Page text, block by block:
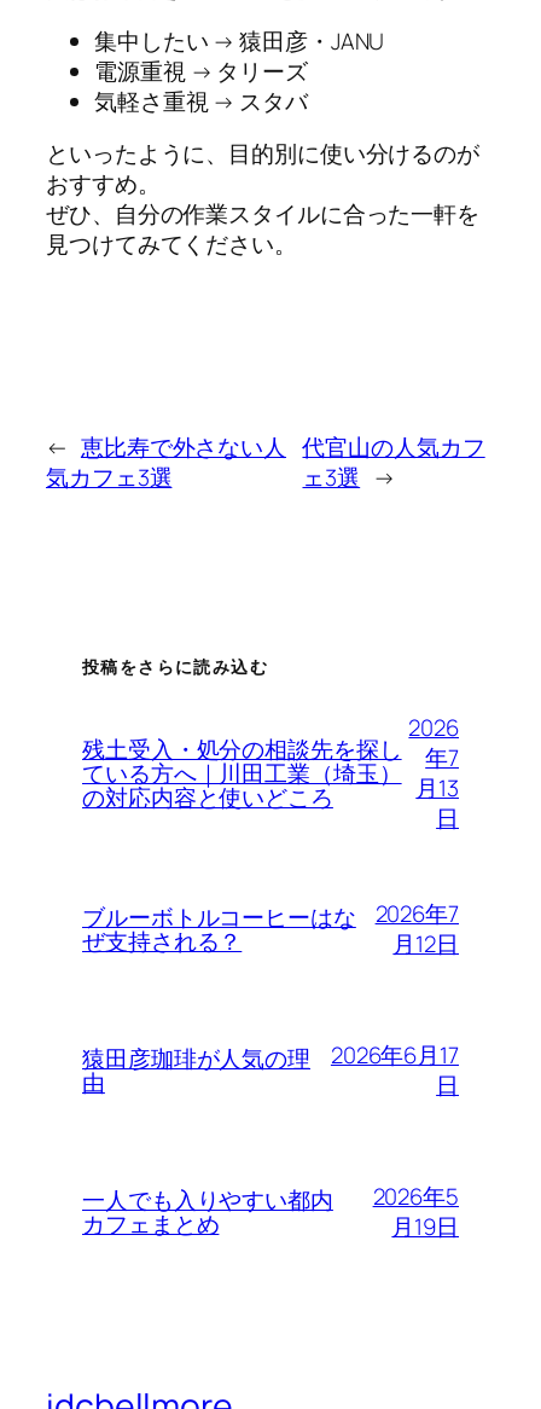
集中したい → 猿田彦・JANU
電源重視 → タリーズ
気軽さ重視 → スタバ
といったように、目的別に使い分けるのが
おすすめ。
ぜひ、自分の作業スタイルに合った一軒を
見つけてみてください。
← 恵比寿で外さない人
気カフェ3選
代官山の人気カフ
ェ3選 →
投稿をさらに読み込む
残土受入・処分の相談先を探し
ている方へ｜川田工業（埼玉）
の対応内容と使いどころ
2026
年7
月13
日
ブルーボトルコーヒーはな
ぜ支持される？
2026年7
月12日
猿田彦珈琲が人気の理
由
2026年6月17
日
一人でも入りやすい都内
カフェまとめ
2026年5
月19日